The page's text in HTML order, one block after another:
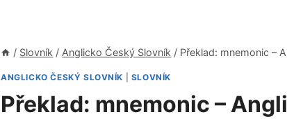
/ Slovník / Anglicko Český Slovník / Překlad: mnemonic –
ANGLICKO ČESKÝ SLOVNÍK SLOVNÍK
Překlad: mnemonic –